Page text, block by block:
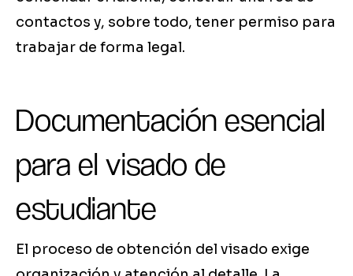
contactos y, sobre todo, tener permiso para
trabajar de forma legal.
Documentación esencial
para el visado de
estudiante
El proceso de obtención del visado exige